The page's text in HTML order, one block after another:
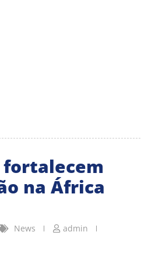
fortalecem
na África
News
admin